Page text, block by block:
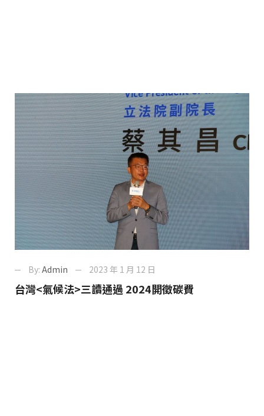
By: Admin 2023 年 1 月 12 日
台灣<氣候法>三讀通過 2024開徵碳費